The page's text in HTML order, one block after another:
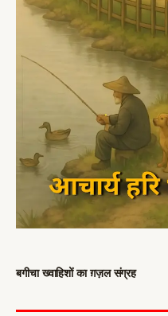
बगीचा ख्वाहिशों का ग़ज़ल संग्रह